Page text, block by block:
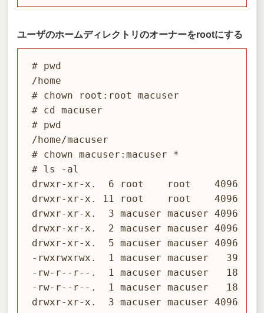
ユーザのホームディレクトリのオーナーをrootにする
# pwd
/home
# chown root:root macuser
# cd macuser
# pwd
/home/macuser
# chown macuser:macuser *
# ls -al
drwxr-xr-x.  6 root    root    4096 Jan
drwxr-xr-x. 11 root    root    4096
drwxr-xr-x.  3 macuser macuser 4096
drwxr-xr-x.  2 macuser macuser 4096
drwxr-xr-x.  5 macuser macuser 4096
-rwxrwxrwx.  1 macuser macuser   39
-rw-r--r--.  1 macuser macuser   18
-rw-r--r--.  1 macuser macuser   18 Jan
drwxr-xr-x.  3 macuser macuser 4096 Jan